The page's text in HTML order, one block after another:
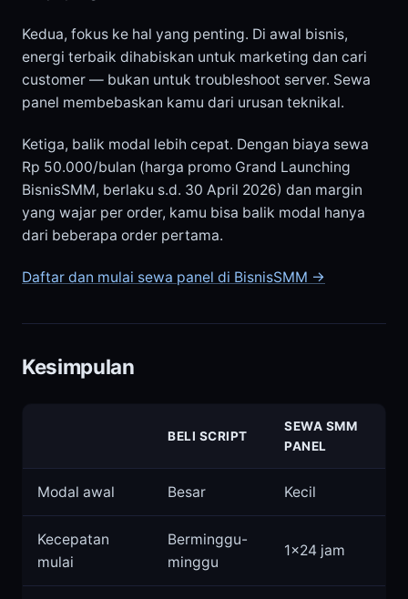
Kedua, fokus ke hal yang penting. Di awal bisnis,
energi terbaik dihabiskan untuk marketing dan cari
customer — bukan untuk troubleshoot server. Sewa
panel membebaskan kamu dari urusan teknikal.
Ketiga, balik modal lebih cepat. Dengan biaya sewa
Rp 50.000/bulan (harga promo Grand Launching
BisnisSMM, berlaku s.d. 30 April 2026) dan margin
yang wajar per order, kamu bisa balik modal hanya
dari beberapa order pertama.
Daftar dan mulai sewa panel di BisnisSMM →
Kesimpulan
BELI SCRIPT
SEWA SMM
PANEL
Modal awal Besar Kecil
Kecepatan
mulai
Berminggu-
minggu
1×24 jam